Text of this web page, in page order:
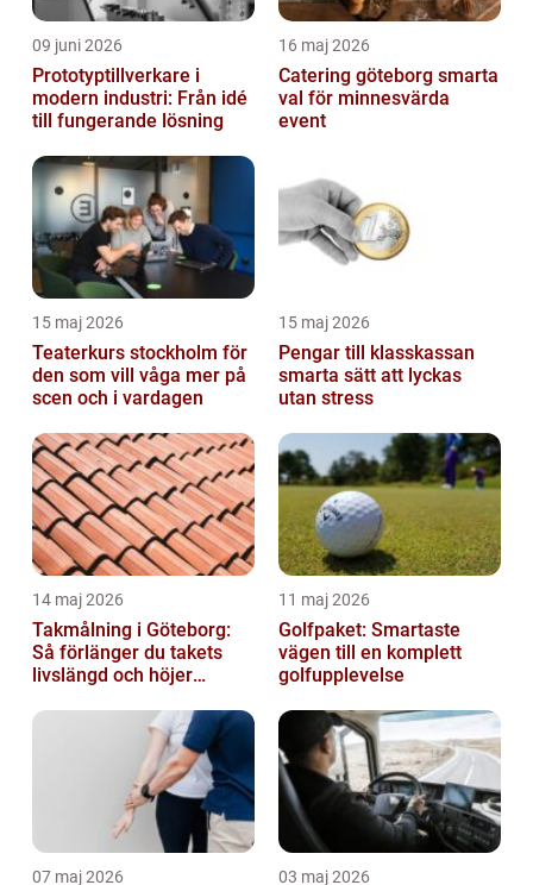
09 juni 2026
Prototyptillverkare i
modern industri: Från idé
till fungerande lösning
16 maj 2026
Catering göteborg smarta
val för minnesvärda
event
15 maj 2026
Teaterkurs stockholm för
den som vill våga mer på
scen och i vardagen
15 maj 2026
Pengar till klasskassan
smarta sätt att lyckas
utan stress
14 maj 2026
Takmålning i Göteborg:
Så förlänger du takets
livslängd och höjer
11 maj 2026
Golfpaket: Smartaste
vägen till en komplett
golfupplevelse
07 maj 2026 03 maj 2026